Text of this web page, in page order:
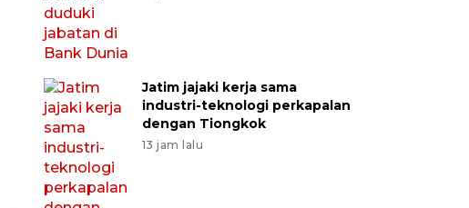
Jatim jajaki kerja sama
industri-teknologi perkapalan
dengan Tiongkok
13 jam lalu